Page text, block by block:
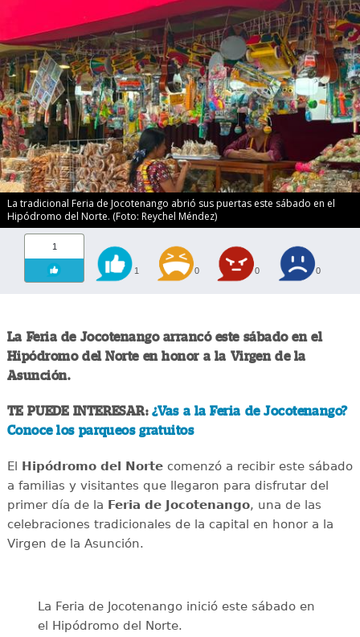
La tradicional Feria de Jocotenango abrió sus puertas este sábado en el
Hipódromo del Norte. (Foto: Reychel Méndez)
1
1 0 0 0
La Feria de Jocotenango arrancó este sábado en el
Hipódromo del Norte en honor a la Virgen de la
Asunción.
TE PUEDE INTERESAR:¿Vas a la Feria de Jocotenango?
Conoce los parqueos gratuitos
El Hipódromo del Nortecomenzó a recibir este sábado
a familias y visitantes que llegaron para disfrutar del
primer día de la Feria de Jocotenango, una de las
celebraciones tradicionales de la capital en honor a la
Virgen de la Asunción.
La Feria de Jocotenango inició este sábado en
el Hipódromo del Norte.